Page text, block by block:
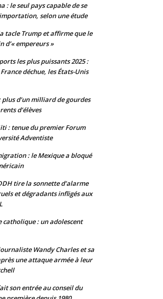
: le seul pays capable de se
selon une étude
tacle Trump et affirme que le
d’« empereurs »
les plus puissants 2025 :
déchue, les États-Unis
plus d’un milliard de gourdes
d’élèves
: tenue du premier Forum
Adventiste
: le Mexique a bloqué
tire la sonnette d’alarme
et dégradants infligés aux
catholique : un adolescent
Wandy Charles et sa
une attaque armée à leur
son entrée au conseil du